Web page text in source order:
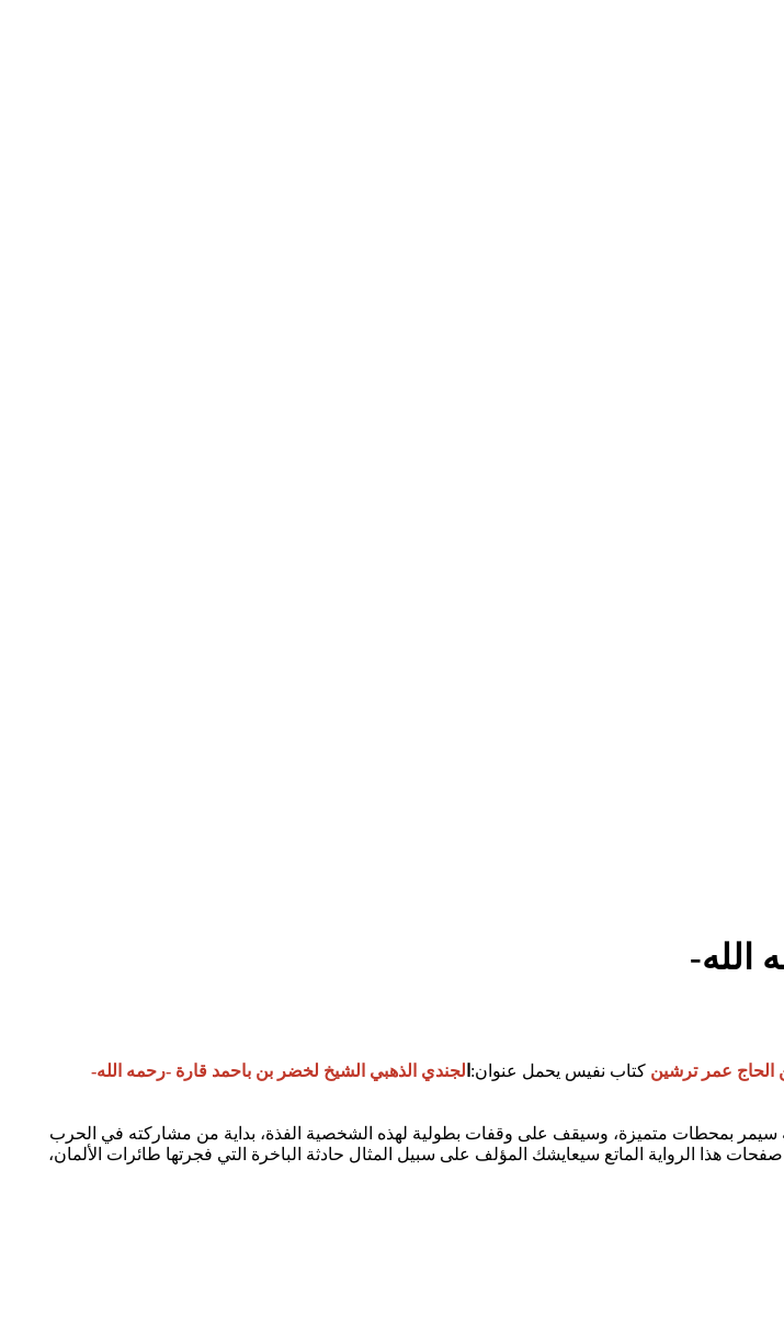
الله-
الحاج عمر ترشين كتاب نفيس يحمل عنوان: لجندي الذهبي الشيخ لخضر بن باحمد قارة -رحمه الله-
سيمر بمحطات متميزة، وسيقف على وقفات بطولية لهذه الشخصية الفذة، بداية من مشاركته في الحرب
هذا الرواية الماتع سيعايشك المؤلف على سبيل المثال حادثة الباخرة التي فجرتها طائرات الألمان،